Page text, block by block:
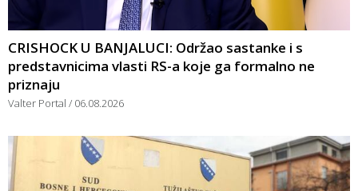
CRISHOCK U BANJALUCI: Održao sastanke i s
predstavnicima vlasti RS-a koje ga formalno ne
priznaju
Valter Portal 06.08.2026